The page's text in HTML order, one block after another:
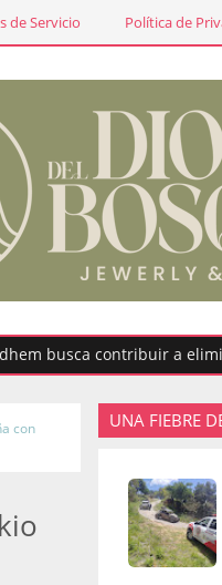
de Servicio Política de
contribuir a eliminar
con
UNA FIEBRE